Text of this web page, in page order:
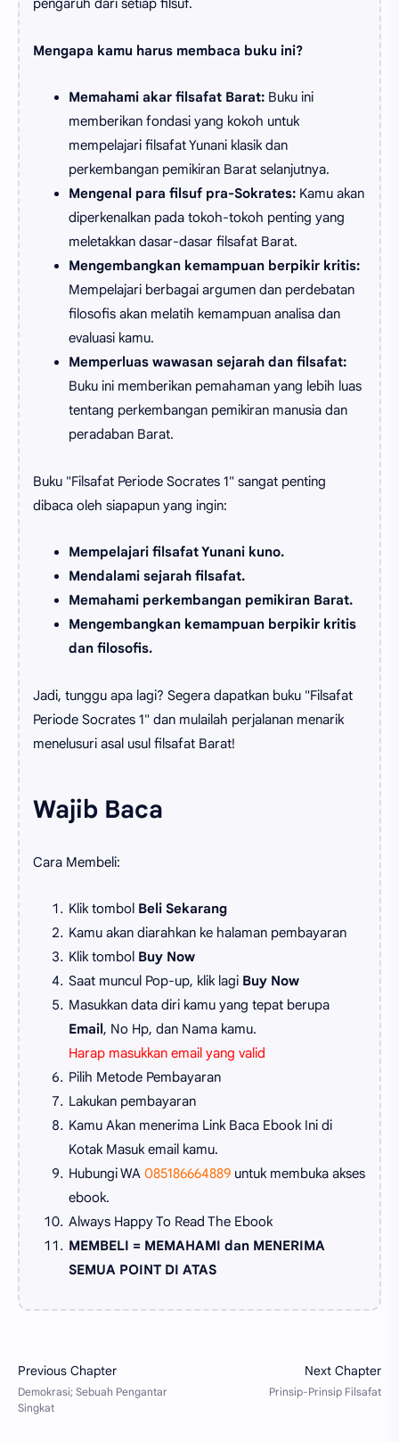
pengaruh dari setiap filsuf.
Mengapa kamu harus membaca buku ini?
Memahami akar filsafat Barat: Buku ini
memberikan fondasi yang kokoh untuk
mempelajari filsafat Yunani klasik dan
perkembangan pemikiran Barat selanjutnya.
Mengenal para filsuf pra-Sokrates: Kamu akan
diperkenalkan pada tokoh-tokoh penting yang
meletakkan dasar-dasar filsafat Barat.
Mengembangkan kemampuan berpikir kritis:
Mempelajari berbagai argumen dan perdebatan
filosofis akan melatih kemampuan analisa dan
evaluasi kamu.
Memperluas wawasan sejarah dan filsafat:
Buku ini memberikan pemahaman yang lebih luas
tentang perkembangan pemikiran manusia dan
peradaban Barat.
Buku "Filsafat Periode Socrates 1" sangat penting
dibaca oleh siapapun yang ingin:
Mempelajari filsafat Yunani kuno.
Mendalami sejarah filsafat.
Memahami perkembangan pemikiran Barat.
Mengembangkan kemampuan berpikir kritis
dan filosofis.
Jadi, tunggu apa lagi? Segera dapatkan buku "Filsafat
Periode Socrates 1" dan mulailah perjalanan menarik
menelusuri asal usul filsafat Barat!
Wajib Baca
Cara Membeli:
Klik tombol Beli Sekarang
Kamu akan diarahkan ke halaman pembayaran
Klik tombol Buy Now
Saat muncul Pop-up, klik lagi Buy Now
Masukkan data diri kamu yang tepat berupa
Email , No Hp, dan Nama kamu.
Harap masukkan email yang valid
Pilih Metode Pembayaran
Lakukan pembayaran
Kamu Akan menerima Link Baca Ebook Ini di
Kotak Masuk email kamu.
Hubungi WA 085186664889 untuk membuka akses
ebook.
Always Happy To Read The Ebook
MEMBELI = MEMAHAMI dan MENERIMA
SEMUA POINT DI ATAS